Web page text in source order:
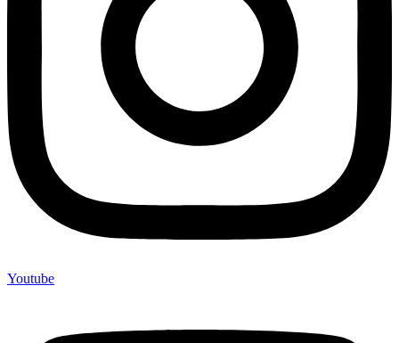
Youtube